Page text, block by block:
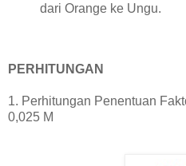
dari Orange ke Ungu.
PERHITUNGAN
1. Perhitungan Penentuan
0,025 M